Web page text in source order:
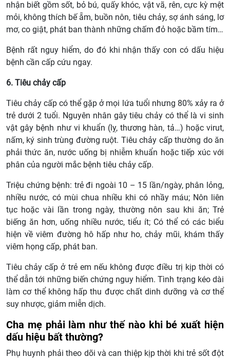
nhận biết gồm sốt, bỏ bú, quấy khóc, vật vã, rên, cực kỳ mệt
mỏi, không thích bế ẵm, buồn nôn, tiêu chảy, sợ ánh sáng, lơ
mơ, co giật, phát ban thành những chấm đỏ hoặc bầm tím…
Bệnh rất nguy hiểm, do đó khi nhận thấy con có dấu hiệu
bệnh cần cấp cứu ngay.
6. Tiêu chảy cấp
Tiêu chảy cấp có thể gặp ở mọi lứa tuổi nhưng 80% xảy ra ở
trẻ dưới 2 tuổi. Nguyên nhân gây tiêu chảy có thể là vi sinh
vật gây bệnh như vi khuẩn (lỵ, thương hàn, tả…) hoặc virut,
nấm, ký sinh trùng đường ruột. Tiêu chảy cấp thường do ăn
phải thức ăn, nước uống bị nhiễm khuẩn hoặc tiếp xúc với
phân của người mắc bệnh tiêu chảy cấp.
Triệu chứng bệnh: trẻ đi ngoài 10 – 15 lần/ngày, phân lỏng,
nhiều nước, có mùi chua nhiều khi có nhầy máu; Nôn liên
tục hoặc vài lần trong ngày, thường nôn sau khi ăn; Trẻ
biếng ăn hơn, uống nhiều nước, tiểu ít; Có thể có các biểu
hiện về viêm đường hô hấp như ho, chảy mũi, khám thấy
viêm họng cấp, phát ban.
Tiêu chảy cấp ở trẻ em nếu không được điều trị kịp thời có
thể dẫn tới những biến chứng nguy hiểm. Tình trạng kéo dài
làm cơ thể không hấp thu được chất dinh dưỡng và cơ thể
suy nhược, giảm miễn dịch.
Cha mẹ phải làm như thế nào khi bé xuất hiện
dấu hiệu bất thường?
Phụ huynh phải theo dõi và can thiệp kịp thời khi trẻ sốt đột